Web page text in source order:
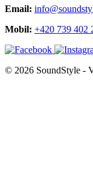
Email:
Mobil: +420 739 402
© 2026 SoundStyle -